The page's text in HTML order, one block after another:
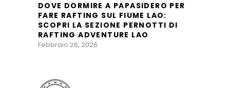
DOVE DORMIRE A PAPASIDERO PER
FARE RAFTING SUL FIUME LAO:
SCOPRI LA SEZIONE PERNOTTI DI
RAFTING ADVENTURE LAO
Febbraio 26, 2026